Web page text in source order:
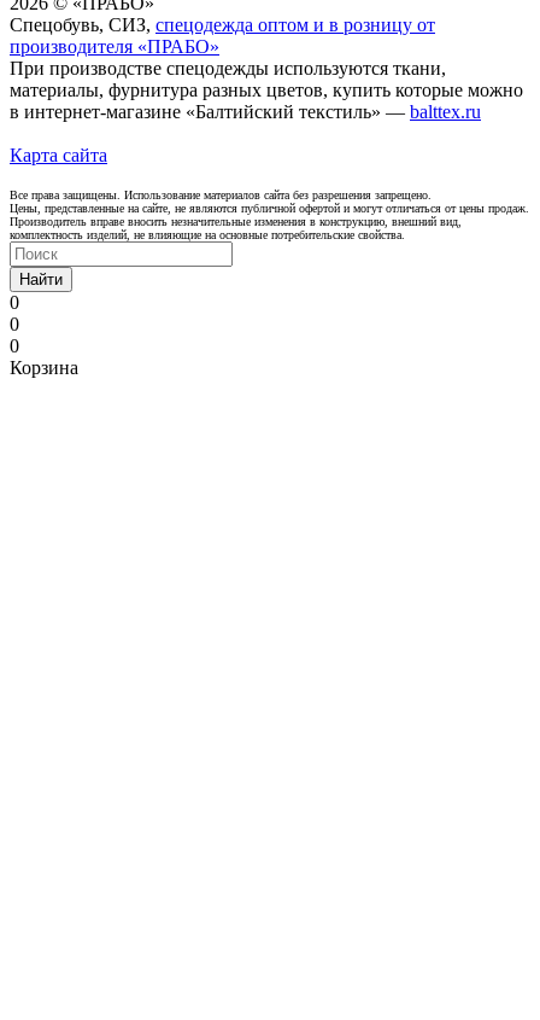
Спецобувь, СИЗ, спецодежда оптом и в розницу от
производителя «ПРАБО»
При производстве спецодежды используются ткани,
материалы, фурнитура разных цветов, купить которые можно
в интернет-магазине «Балтийский текстиль» — balttex.ru
Карта сайта
Все права защищены. Использование материалов сайта без разрешения запрещено.
Цены, представленные на сайте, не являются публичной офертой и могут отличаться от цены продаж.
Производитель вправе вносить незначительные изменения в конструкцию, внешний вид,
комплектность изделий, не влияющие на основные потребительские свойства.
Найти
0
0
0
Корзина